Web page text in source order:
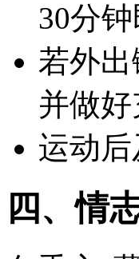
30分钟
若外
并做好
运动
四、情